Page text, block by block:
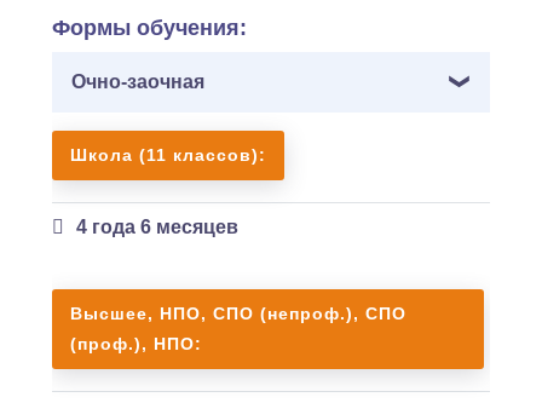
Формы обучения:
Очно-заочная
Школа (11 классов):
4 года 6 месяцев
Высшее, НПО, СПО (непроф.), СПО
(проф.), НПО: